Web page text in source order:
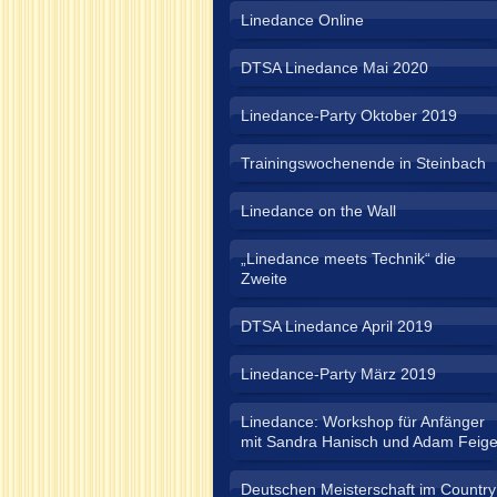
Linedance Online
DTSA Linedance Mai 2020
Linedance-Party Oktober 2019
Trainingswochenende in Steinbach
Linedance on the Wall
„Linedance meets Technik“ die
Zweite
DTSA Linedance April 2019
Linedance-Party März 2019
Linedance: Workshop für Anfänger
mit Sandra Hanisch und Adam Feige
Deutschen Meisterschaft im Country